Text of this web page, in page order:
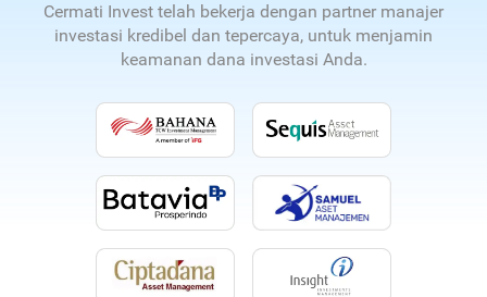
Cermati Invest telah bekerja dengan partner manajer
investasi kredibel dan tepercaya, untuk menjamin
keamanan dana investasi Anda.